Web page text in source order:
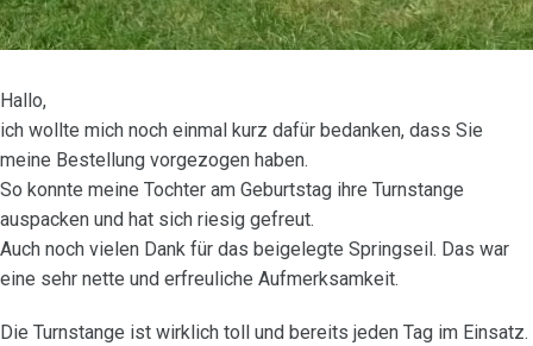
Hallo,
ich wollte mich noch einmal kurz dafür bedanken, dass Sie
meine Bestellung vorgezogen haben.
So konnte meine Tochter am Geburtstag ihre Turnstange
auspacken und hat sich riesig gefreut.
Auch noch vielen Dank für das beigelegte Springseil. Das war
eine sehr nette und erfreuliche Aufmerksamkeit.
Die Turnstange ist wirklich toll und bereits jeden Tag im Einsatz.